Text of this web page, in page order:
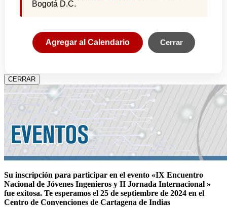
Bogotá D.C.
Agregar al Calendario Cerrar
CERRAR
Su inscripción para participar en el evento «IX Encuentro
Nacional de Jóvenes Ingenieros y II Jornada Internacional »
fue exitosa. Te esperamos el 25 de septiembre de 2024 en el
Centro de Convenciones de Cartagena de Indias